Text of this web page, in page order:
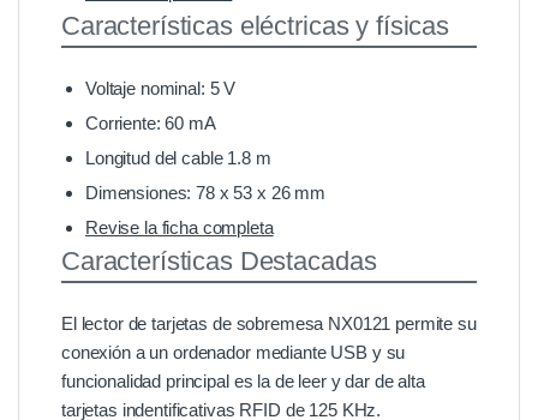
Características eléctricas y físicas
Voltaje nominal: 5 V
Corriente: 60 mA
Longitud del cable 1.8 m
Dimensiones: 78 x 53 x 26 mm
Revise la ficha completa
Características Destacadas
El lector de tarjetas de sobremesa NX0121 permite su
conexión a un ordenador mediante USB y su
funcionalidad principal es la de leer y dar de alta
tarjetas indentificativas RFID de 125 KHz.